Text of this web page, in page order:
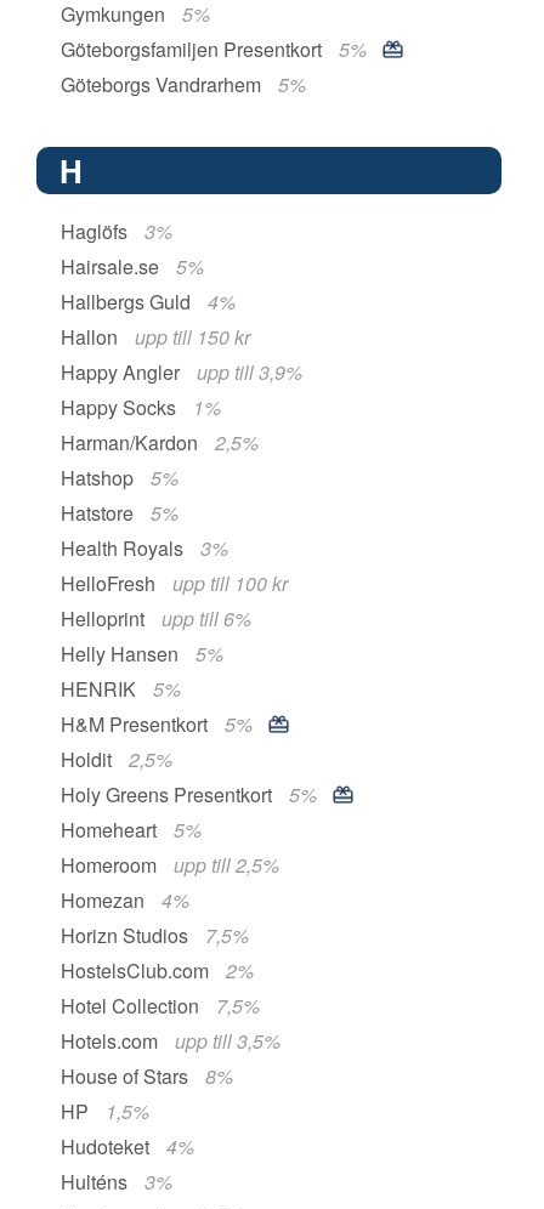
Gymkungen
5%
Göteborgsfamiljen Presentkort
5%
Göteborgs Vandrarhem
5%
H
Haglöfs
3%
Hairsale.se
5%
Hallbergs Guld
4%
Hallon
upp till 150 kr
Happy Angler
upp till 3,9%
Happy Socks
1%
Harman/Kardon
2,5%
Hatshop
5%
Hatstore
5%
Health Royals
3%
HelloFresh
upp till 100 kr
Helloprint
upp till 6%
Helly Hansen
5%
HENRIK
5%
H&M Presentkort
5%
Holdit
2,5%
Holy Greens Presentkort
5%
Homeheart
5%
Homeroom
upp till 2,5%
Homezan
4%
Horizn Studios
7,5%
HostelsClub.com
2%
Hotel Collection
7,5%
Hotels.com
upp till 3,5%
House of Stars
8%
HP
1,5%
Hudoteket
4%
Hulténs
3%